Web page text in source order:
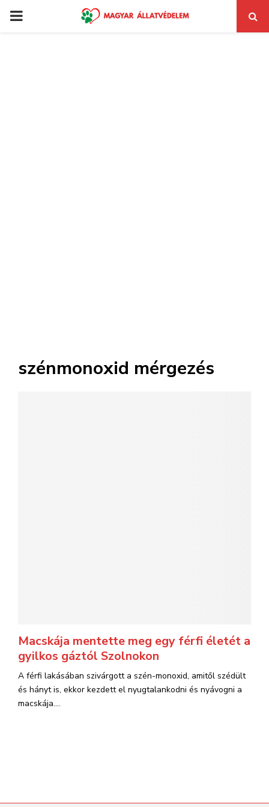
PRIMARY
szénmonoxid mérgezés
Macskája mentette meg egy férfi életét a
gyilkos gáztól Szolnokon
A férfi lakásában szivárgott a szén-monoxid, amitől szédült
és hányt is, ekkor kezdett el nyugtalankodni és nyávogni a
macskája....